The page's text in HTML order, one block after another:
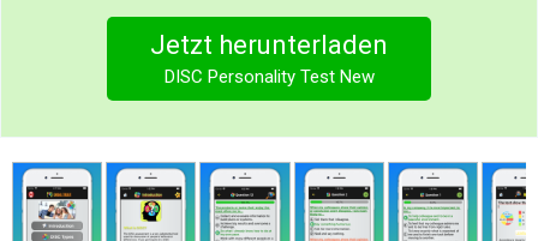
Jetzt herunterladen
DISC Personality Test New